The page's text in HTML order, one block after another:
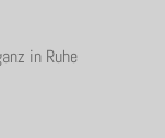
in Ruhe